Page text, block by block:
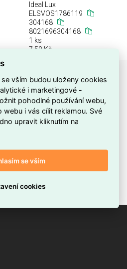
Ideal Lux
ELSVOS1786119
304168
8021696304168
1 ks
7,50 Kč
kategoriích Svítidla, Svítidla,
výrobce Ideal Lux, EAN
304168. COMET PT NERO
COMET PT NERO je
vším budou uloženy cookies
i marketingové -
pohodlné používání webu,
webu i vás cílit reklamou. Své
upravit kliknutím na
se vším
cookies